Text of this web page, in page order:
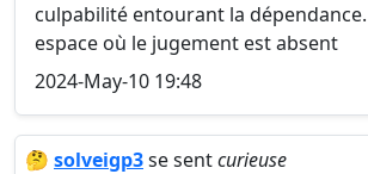
culpabilité entourant la
espace où le jugement est absent
2024-May-10 19:48
🤔 solveigp3se sentcurieuse